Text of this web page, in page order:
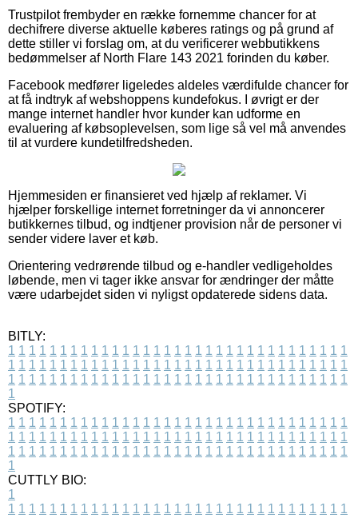
Trustpilot frembyder en række fornemme chancer for at
dechifrere diverse aktuelle køberes ratings og på grund af
dette stiller vi forslag om, at du verificerer webbutikkens
bedømmelser af North Flare 143 2021 forinden du køber.
Facebook medfører ligeledes aldeles værdifulde chancer for
at få indtryk af webshoppens kundefokus. I øvrigt er der
mange internet handler hvor kunder kan udforme en
evaluering af købsoplevelsen, som lige så vel må anvendes
til at vurdere kundetilfredsheden.
Hjemmesiden er finansieret ved hjælp af reklamer. Vi
hjælper forskellige internet forretninger da vi annoncerer
butikkernes tilbud, og indtjener provision når de personer vi
sender videre laver et køb.
Orientering vedrørende tilbud og e-handler vedligeholdes
løbende, men vi tager ikke ansvar for ændringer der måtte
være udarbejdet siden vi nyligst opdaterede sidens data.
BITLY:
1 1 1 1 1 1 1 1 1 1 1 1 1 1 1 1 1 1 1 1 1 1 1 1 1 1 1 1 1 1 1 1 1
1 1 1 1 1 1 1 1 1 1 1 1 1 1 1 1 1 1 1 1 1 1 1 1 1 1 1 1 1 1 1 1 1
1 1 1 1 1 1 1 1 1 1 1 1 1 1 1 1 1 1 1 1 1 1 1 1 1 1 1 1 1 1 1 1 1
1
SPOTIFY:
1 1 1 1 1 1 1 1 1 1 1 1 1 1 1 1 1 1 1 1 1 1 1 1 1 1 1 1 1 1 1 1 1
1 1 1 1 1 1 1 1 1 1 1 1 1 1 1 1 1 1 1 1 1 1 1 1 1 1 1 1 1 1 1 1 1
1 1 1 1 1 1 1 1 1 1 1 1 1 1 1 1 1 1 1 1 1 1 1 1 1 1 1 1 1 1 1 1 1
1
CUTTLY BIO:
1
1 1 1 1 1 1 1 1 1 1 1 1 1 1 1 1 1 1 1 1 1 1 1 1 1 1 1 1 1 1 1 1 1